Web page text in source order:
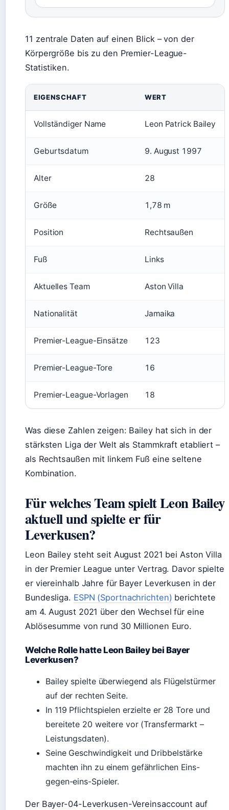
11 zentrale Daten auf einen Blick – von der
Körpergröße bis zu den Premier-League-
Statistiken.
EIGENSCHAFT WERT
Vollständiger Name Leon Patrick Bailey
Geburtsdatum 9. August 1997
Alter 28
Größe 1,78 m
Position Rechtsaußen
Fuß Links
Aktuelles Team Aston Villa
Nationalität Jamaika
Premier-League-Einsätze 123
Premier-League-Tore 16
Premier-League-Vorlagen 18
Was diese Zahlen zeigen: Bailey hat sich in der
stärksten Liga der Welt als Stammkraft etabliert –
als Rechtsaußen mit linkem Fuß eine seltene
Kombination.
Für welches Team spielt Leon Bailey
aktuell und spielte er für
Leverkusen?
Leon Bailey steht seit August 2021 bei Aston Villa
in der Premier League unter Vertrag. Davor spielte
er viereinhalb Jahre für Bayer Leverkusen in der
Bundesliga. ESPN (Sportnachrichten) berichtete
am 4. August 2021 über den Wechsel für eine
Ablösesumme von rund 30 Millionen Euro.
Welche Rolle hatte Leon Bailey bei Bayer
Leverkusen?
Bailey spielte überwiegend als Flügelstürmer
auf der rechten Seite.
In 119 Pflichtspielen erzielte er 28 Tore und
bereitete 20 weitere vor (Transfermarkt –
Leistungsdaten).
Seine Geschwindigkeit und Dribbelstärke
machten ihn zu einem gefährlichen Eins-
gegen-eins-Spieler.
Der Bayer-04-Leverkusen-Vereinsaccount auf